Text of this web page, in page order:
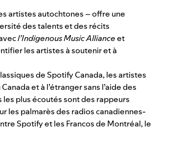
artistes autochtones –offre une
des talents et des récits
l’Indigenous Music Allianceet
les artistes à soutenir et à
de Spotify Canada, les artistes
et à l’étranger sans l’aide des
plus écoutés sont des rappeurs
les palmarès des radios canadiennes-
Spotify et les Francos de Montréal, le